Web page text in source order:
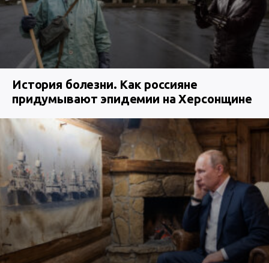
История болезни. Как россияне
придумывают эпидемии на Херсонщине